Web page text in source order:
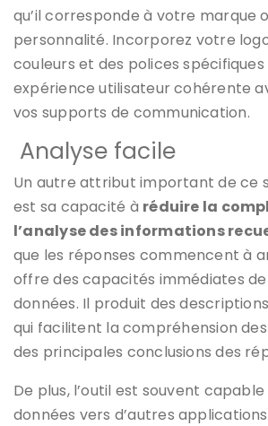
qu’il corresponde à votre marque
personnalité. Incorporez votre
couleurs et des polices
expérience utilisateur cohérente
vos supports de communication.
Analyse facile
Un autre attribut important de ce
est sa capacité à réduire la
l’analyse des informations
que les réponses commencent à
offre des capacités immédiates
données. Il produit des
qui facilitent la compréhension
des principales conclusions des
De plus, l’outil est souvent
données vers d’autres